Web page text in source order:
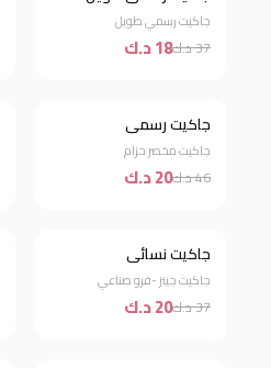
جاكيت رسمي طويل
37 د.ك 18 د.ك
خصم 57%
جاكيت رسمي
جاكيت مخصر حزام
46 د.ك 20 د.ك
خصم 46%
جاكيت نسائي
جاكيت جينز -فرو صناعي
37 د.ك 20 د.ك